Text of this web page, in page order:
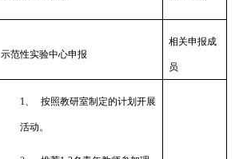
示范性实验中心申报
相关申报成
员
1、 按照教研室制定的计划开展
活动。